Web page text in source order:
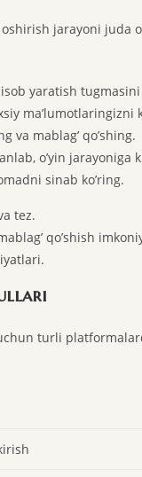
jarayoni
yaratish
va mablag’ qo’shing.
o’yin jarayoniga
sinab ko’ring.
tez.
qo’shish
turli